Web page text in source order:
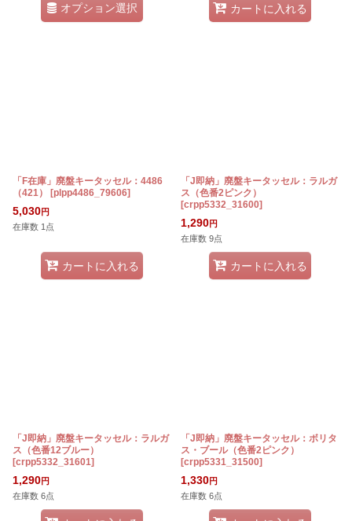
オプション選択 カートに入れる
「F在庫」廃盤キータッセル：4486
（421）
[plpp4486_79606]
5,030円
在庫数 1点
カートに入れる
「J即納」廃盤キータッセル：ラルガ
ス（色番2ピンク）
[crpp5332_31600]
1,290円
在庫数 9点
カートに入れる
「J即納」廃盤キータッセル：ラルガ
ス（色番12ブルー）
[crpp5332_31601]
1,290円
在庫数 6点
「J即納」廃盤キータッセル：ボリタ
ス・ブール（色番2ピンク）
[crpp5331_31500]
1,330円
在庫数 6点